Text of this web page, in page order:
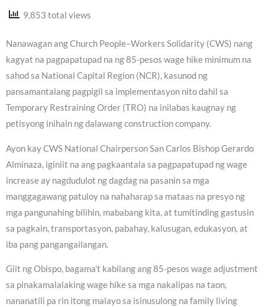
9,853 total views
Nanawagan ang Church People–Workers Solidarity (CWS) nang
kagyat na pagpapatupad na ng 85-pesos wage hike minimum na
sahod sa National Capital Region (NCR), kasunod ng
pansamantalang pagpigil sa implementasyon nito dahil sa
Temporary Restraining Order (TRO) na inilabas kaugnay ng
petisyong inihain ng dalawang construction company.
Ayon kay CWS National Chairperson San Carlos Bishop Gerardo
Alminaza, iginiit na ang pagkaantala sa pagpapatupad ng wage
increase ay nagdudulot ng dagdag na pasanin sa mga
manggagawang patuloy na nahaharap sa mataas na presyo ng
mga pangunahing bilihin, mababang kita, at tumitinding gastusin
sa pagkain, transportasyon, pabahay, kalusugan, edukasyon, at
iba pang pangangailangan.
Giit ng Obispo, bagama’t kabilang ang 85-pesos wage adjustment
sa pinakamalalaking wage hike sa mga nakalipas na taon,
nananatili pa rin itong malayo sa isinusulong na family living